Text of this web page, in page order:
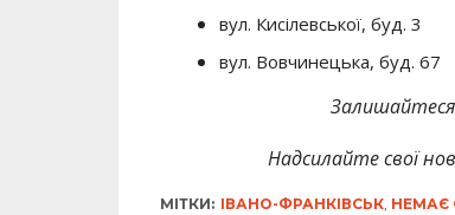
вул. Кисілевської, буд. 3
вул. Вовчинецька, буд. 67
Залишайтеся
Надсилайте свої
МІТКИ: ІВАНО-ФРАНКІВСЬК, НЕМАЄ